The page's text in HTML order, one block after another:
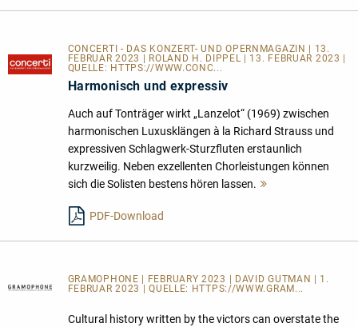
CONCERTI - DAS KONZERT- UND OPERNMAGAZIN | 13.
FEBRUAR 2023 | ROLAND H. DIPPEL | 13. FEBRUAR 2023 |
QUELLE: HTTPS://WWW.CONC...
Harmonisch und expressiv
Auch auf Tonträger wirkt „Lanzelot“ (1969) zwischen
harmonischen Luxusklängen à la Richard Strauss und
expressiven Schlagwerk-Sturzfluten erstaunlich
kurzweilig. Neben exzellenten Chorleistungen können
sich die Solisten bestens hören lassen.
PDF-Download
GRAMOPHONE | FEBRUARY 2023 | DAVID GUTMAN | 1.
FEBRUAR 2023 | QUELLE: HTTPS://WWW.GRAM...
Cultural history written by the victors can overstate the